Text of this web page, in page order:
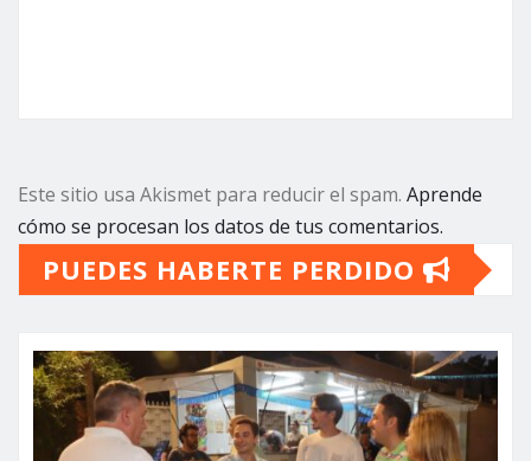
Este sitio usa Akismet para reducir el spam. Aprende
cómo se procesan los datos de tus comentarios.
PUEDES HABERTE PERDIDO